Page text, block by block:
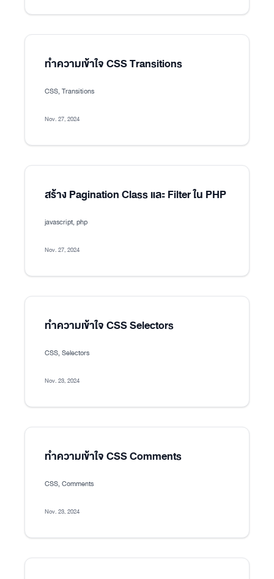
ทำความเข้าใจ CSS Transitions
CSS, Transitions
Nov. 27, 2024
สร้าง Pagination Class และ Filter ใน PHP
javascript, php
Nov. 27, 2024
ทำความเข้าใจ CSS Selectors
CSS, Selectors
Nov. 23, 2024
ทำความเข้าใจ CSS Comments
CSS, Comments
Nov. 23, 2024